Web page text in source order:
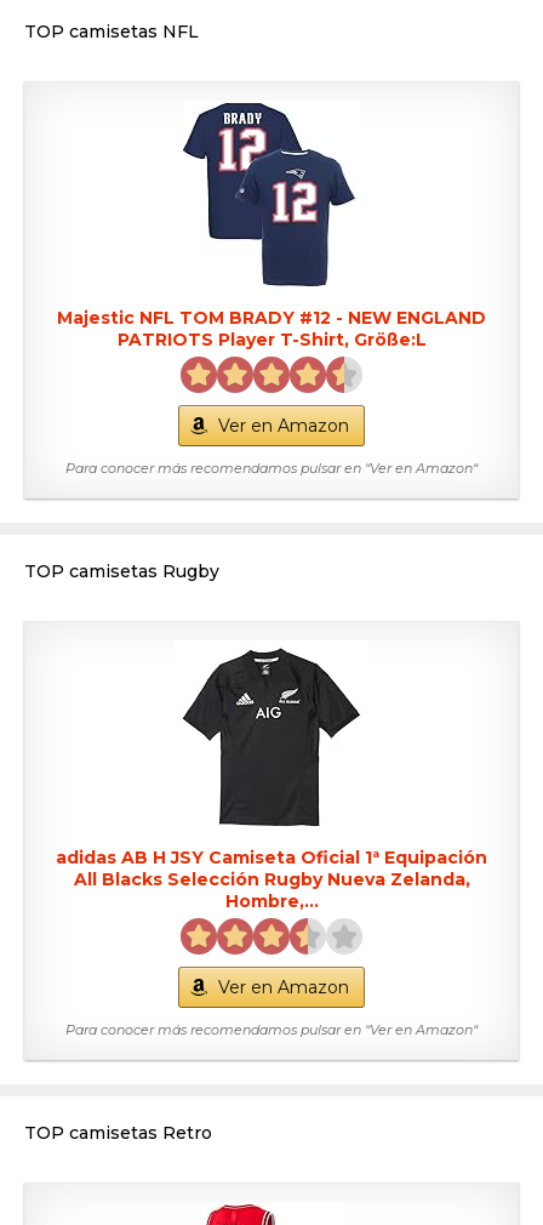
TOP camisetas NFL
Majestic NFL TOM BRADY #12 - NEW ENGLAND
PATRIOTS Player T-Shirt, Größe:L
Ver en Amazon
Para conocer más recomendamos pulsar en “Ver en Amazon“
TOP camisetas Rugby
adidas AB H JSY Camiseta Oficial 1ª Equipación
All Blacks Selección Rugby Nueva Zelanda,
Hombre,...
Ver en Amazon
Para conocer más recomendamos pulsar en “Ver en Amazon“
TOP camisetas Retro